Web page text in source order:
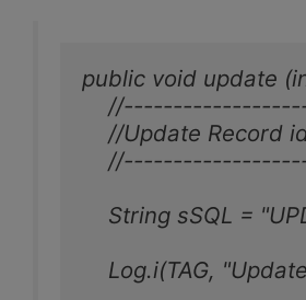
public void update
//Update Record
String sSQL =
Log.i(TAG,